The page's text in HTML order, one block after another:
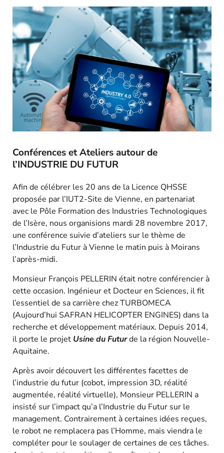
Conférences et Ateliers autour de
l’INDUSTRIE DU FUTUR
Afin de célébrer les 20 ans de la Licence QHSSE
proposée par l’IUT2-Site de Vienne, en partenariat
avec le Pôle Formation des Industries Technologiques
de l’Isère, nous organisions mardi 28 novembre 2017,
une conférence suivie d’ateliers sur le thème de
l’Industrie du Futur à Vienne le matin puis à Moirans
l’après-midi.
Monsieur François PELLERIN était notre conférencier à
cette occasion. Ingénieur et Docteur en Sciences, il fit
l’essentiel de sa carrière chez TURBOMECA
(Aujourd’hui SAFRAN HELICOPTER ENGINES) dans la
recherche et développement matériaux. Depuis 2014,
il porte le projet Usine du Futurde la région Nouvelle-
Aquitaine.
Après avoir découvert les différentes facettes de
l’industrie du futur (cobot, impression 3D, réalité
augmentée, réalité virtuelle), Monsieur PELLERIN a
insisté sur l’impact qu’a l’Industrie du Futur sur le
management. Contrairement à certaines idées reçues,
le robot ne remplacera pas l’Homme, mais viendra le
compléter pour le soulager de certaines de ces tâches.